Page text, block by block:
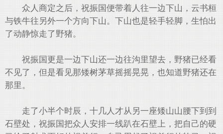
众人商定之后，祝振国便带着人往一边下山，云书桓
与铁牛往另外一个方向下山。下山也是轻手轻脚，生怕出
了动静惊走了野猪。
祝振国更是一边下山还一边往沟里望去，野猪已经看
不见了，但是看见那矮树茅草摇摇晃晃，也知道野猪还在
那里。
走了小半个时辰，十几人才从另一座矮山山腰下到到
石壁处，祝振国把众人安排一线趴在石壁上，把自己的硬